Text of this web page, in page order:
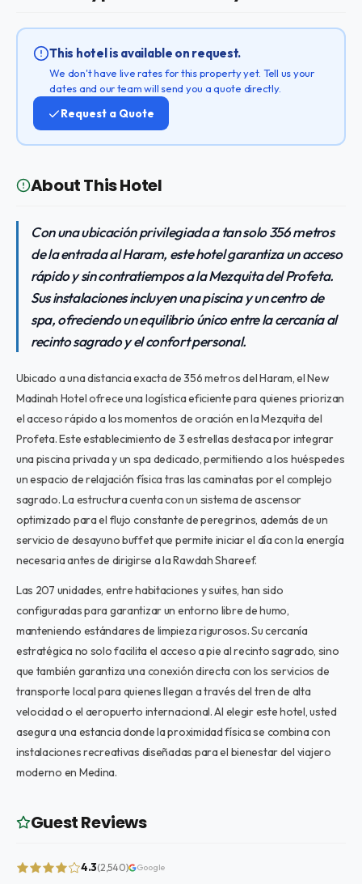
This hotel is available on request.
We don't have live rates for this property yet. Tell us your
dates and our team will send you a quote directly.
Request a Quote
About This Hotel
Con una ubicación privilegiada a tan solo 356 metros
de la entrada al Haram, este hotel garantiza un acceso
rápido y sin contratiempos a la Mezquita del Profeta.
Sus instalaciones incluyen una piscina y un centro de
spa, ofreciendo un equilibrio único entre la cercanía al
recinto sagrado y el confort personal.
Ubicado a una distancia exacta de 356 metros del Haram, el New
Madinah Hotel ofrece una logística eficiente para quienes priorizan
el acceso rápido a los momentos de oración en la Mezquita del
Profeta. Este establecimiento de 3 estrellas destaca por integrar
una piscina privada y un spa dedicado, permitiendo a los huéspedes
un espacio de relajación física tras las caminatas por el complejo
sagrado. La estructura cuenta con un sistema de ascensor
optimizado para el flujo constante de peregrinos, además de un
servicio de desayuno buffet que permite iniciar el día con la energía
necesaria antes de dirigirse a la Rawdah Shareef.
Las 207 unidades, entre habitaciones y suites, han sido
configuradas para garantizar un entorno libre de humo,
manteniendo estándares de limpieza rigurosos. Su cercanía
estratégica no solo facilita el acceso a pie al recinto sagrado, sino
que también garantiza una conexión directa con los servicios de
transporte local para quienes llegan a través del tren de alta
velocidad o el aeropuerto internacional. Al elegir este hotel, usted
asegura una estancia donde la proximidad física se combina con
instalaciones recreativas diseñadas para el bienestar del viajero
moderno en Medina.
Guest Reviews
4.3(2,540) Google